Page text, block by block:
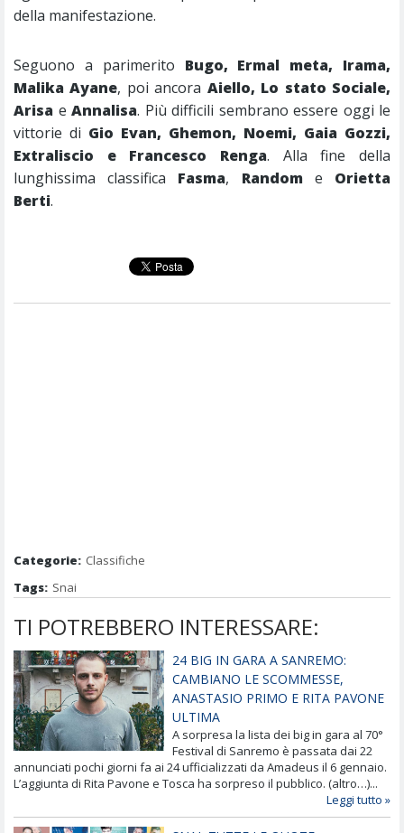
della manifestazione.
Seguono a parimerito Bugo, Ermal meta, Irama,
Malika Ayane, poi ancora Aiello, Lo stato Sociale,
Arisa e Annalisa. Più difficili sembrano essere oggi le
vittorie di Gio Evan, Ghemon, Noemi, Gaia Gozzi,
Extraliscio e Francesco Renga. Alla fine della
lunghissima classifica Fasma, Randome Orietta
Berti.
Categorie: Classifiche
Tags: Snai
TI POTREBBERO INTERESSARE:
24 BIG IN GARA A SANREMO:
CAMBIANO LE SCOMMESSE,
ANASTASIO PRIMO E RITA PAVONE
ULTIMA
A sorpresa la lista dei big in gara al 70°
Festival di Sanremo è passata dai 22
annunciati pochi giorni fa ai 24 ufficializzati da Amadeus il 6 gennaio.
L’aggiunta di Rita Pavone e Tosca ha sorpreso il pubblico. (altro…)...
Leggi tutto »